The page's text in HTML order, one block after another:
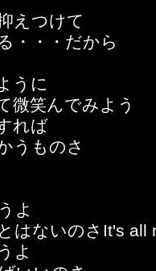
えつけて
・・・だから
うに
微笑んでみよう
れば
うものさ
よ
はないのさIt's all
よ